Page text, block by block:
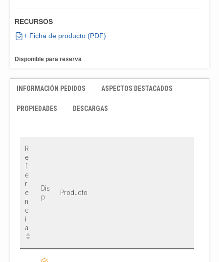
RECURSOS
+ Ficha de producto (PDF)
Disponible para reserva
INFORMACIÓN PEDIDOS ASPECTOS DESTACADOS
PROPIEDADES DESCARGAS
R
e
f
e
r
e
n
c
i
a
Dis
p
Producto